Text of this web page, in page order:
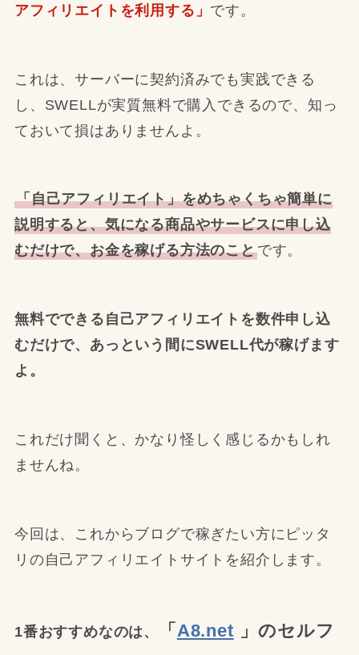
アフィリエイトを利用する」 です。
これは、サーバーに契約済みでも実践できる
し、SWELLが実質無料で購入できるので、知っ
ておいて損はありませんよ。
「自己アフィリエイト」をめちゃくちゃ簡単に
説明すると、気になる商品やサービスに申し込
むだけで、お金を稼げる方法のことです。
無料でできる自己アフィリエイトを数件申し込
むだけで、あっという間にSWELL代が稼げます
よ。
これだけ聞くと、かなり怪しく感じるかもしれ
ませんね。
今回は、これからブログで稼ぎたい方にピッタ
リの自己アフィリエイトサイトを紹介します。
1番おすすめなのは、 「 A8.net
」のセルフ